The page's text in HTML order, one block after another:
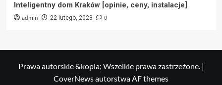
Inteligentny dom Kraków [opinie, ceny, instalacje]
admin 22 lutego, 2023 0
Prawa autorskie &kopia; Wszelkie prawa zastrzeżone. |
CoverNewsautorstwa AF themes